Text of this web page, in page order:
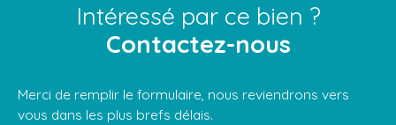
Intéressé par ce bien ?
Contactez-nous
Merci de remplir le formulaire, nous reviendrons vers
vous dans les plus brefs délais.